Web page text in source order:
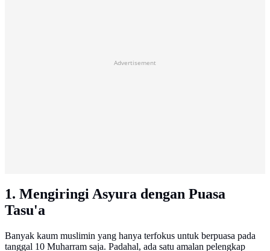
Advertisement
1. Mengiringi Asyura dengan Puasa
Tasu'a
Banyak kaum muslimin yang hanya terfokus untuk berpuasa pada
tanggal 10 Muharram saja. Padahal, ada satu amalan pelengkap